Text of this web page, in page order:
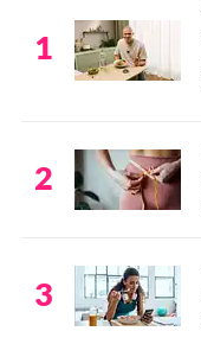
1
2
3